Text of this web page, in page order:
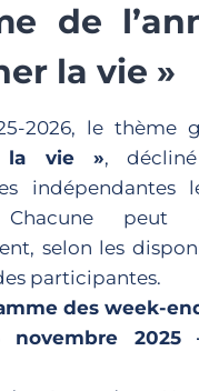
de
la vie »
2026, le thème
la vie »,
indépendantes
Chacune peut
selon les
participantes.
des week-
novembre 2025